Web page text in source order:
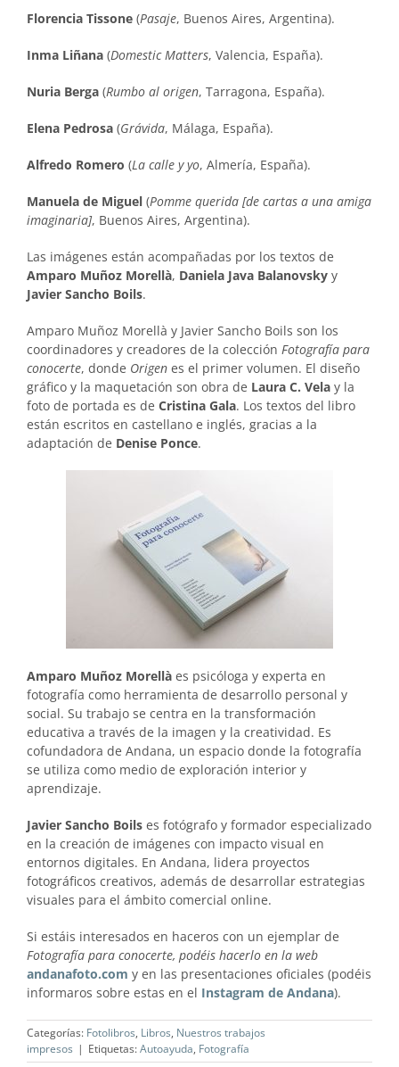
Florencia Tissone (Pasaje, Buenos Aires, Argentina).
Inma Liñana (Domestic Matters, Valencia, España).
Nuria Berga (Rumbo al origen, Tarragona, España).
Elena Pedrosa (Grávida, Málaga, España).
Alfredo Romero (La calle y yo, Almería, España).
Manuela de Miguel (Pomme querida [de cartas a una amiga
imaginaria], Buenos Aires, Argentina).
Las imágenes están acompañadas por los textos de
Amparo Muñoz Morellà, Daniela Java Balanovsky y
Javier Sancho Boils.
Amparo Muñoz Morellà y Javier Sancho Boils son los
coordinadores y creadores de la colección Fotografía para
conocerte, donde Origen es el primer volumen. El diseño
gráfico y la maquetación son obra de Laura C. Vela y la
foto de portada es de Cristina Gala. Los textos del libro
están escritos en castellano e inglés, gracias a la
adaptación de Denise Ponce.
Amparo Muñoz Morellà es psicóloga y experta en
fotografía como herramienta de desarrollo personal y
social. Su trabajo se centra en la transformación
educativa a través de la imagen y la creatividad. Es
cofundadora de Andana, un espacio donde la fotografía
se utiliza como medio de exploración interior y
aprendizaje.
Javier Sancho Boils es fotógrafo y formador especializado
en la creación de imágenes con impacto visual en
entornos digitales. En Andana, lidera proyectos
fotográficos creativos, además de desarrollar estrategias
visuales para el ámbito comercial online.
Si estáis interesados en haceros con un ejemplar de
Fotografía para conocerte, podéis hacerlo en la web
andanafoto.com y en las presentaciones oficiales (podéis
informaros sobre estas en el Instagram de Andana).
Categorías: Fotolibros, Libros, Nuestros trabajos
impresos | Etiquetas:Autoayuda, Fotografía